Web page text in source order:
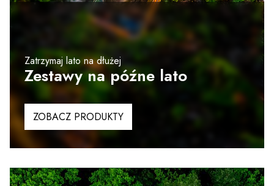
Zatrzymaj lato na dłużej
Zestawy na późne lato
ZOBACZ PRODUKTY